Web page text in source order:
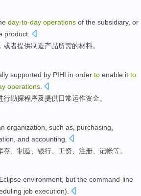
day-to-day operations of the subsidiary, or
product
， 或者提供制造产品所需的材料。
supported by PIHI in order to enable it to
operations
行勘探程序及提供日常运作资金。
organization such as purchasing
, and accounting
存 制造 银行 工资 注册 记帐等。
Eclipse environment, but the command-line
job execution).